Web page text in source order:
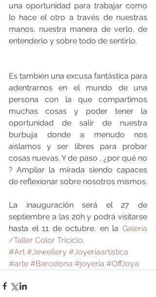
una oportunidad para trabajar como
lo hace el otro a través de nuestras
manos, nuestra manera de verlo, de
entenderlo y sobre todo de sentirlo.
Es también una excusa fantástica para
adentrarnos en el mundo de una
persona con la que compartimos
muchas cosas y poder tener la
oportunidad de salir de nuestra
burbuja donde a menudo nos
aislamos y ser libres para probar
cosas nuevas. Y de paso , ¿por qué no
? Ampliar la mirada siendo capaces
de reflexionar sobre nosotros mismos.
La inauguración será el 27 de
septiembre a las 20h y podrá visitarse
hasta el 11 de octubre, en la Galería
/Taller Color Triciclo.
#Art #Jewellery #Joyeríaartística
#arte #Barcelona #joyería #OffJoya